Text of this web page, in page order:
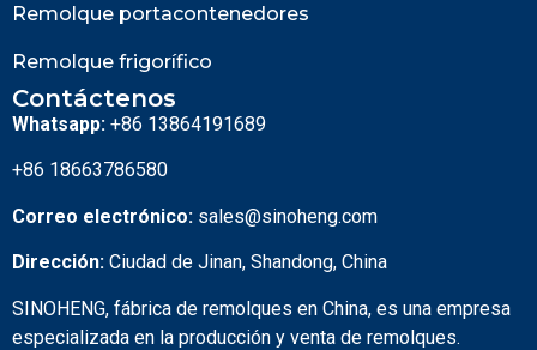
Remolque portacontenedores
Remolque frigorífico
Contáctenos
Whatsapp: +86 13864191689
+86 18663786580
Correo electrónico: sales@sinoheng.com
Dirección: Ciudad de Jinan, Shandong, China
SINOHENG, fábrica de remolques en China, es una empresa
especializada en la producción y venta de remolques.